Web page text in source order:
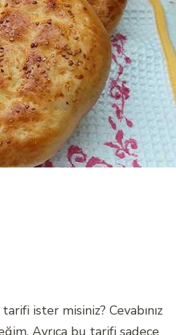
ister misiniz? Cevabınız